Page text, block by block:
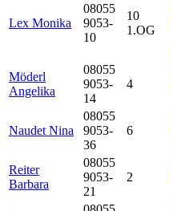
Lex Monika
08055
9053-
10
10
1.OG
Möderl
Angelika
08055
9053-
14
4
Naudet Nina
08055
9053-
36
6
Reiter
Barbara
08055
9053-
21
2